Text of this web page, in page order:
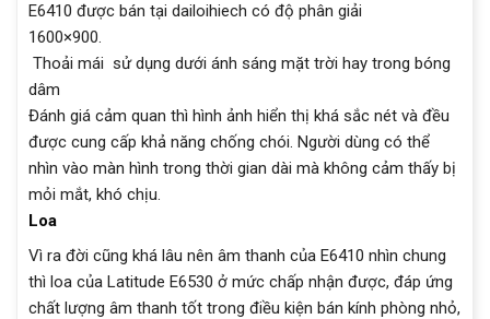
E6410 được bán tại dailoihiech có độ phân giải
1600×900.
Thoải mái sử dụng dưới ánh sáng mặt trời hay trong bóng
dâm
Đánh giá cảm quan thì hình ảnh hiển thị khá sắc nét và đều
được cung cấp khả năng chống chói. Người dùng có thể
nhìn vào màn hình trong thời gian dài mà không cảm thấy bị
mỏi mắt, khó chịu.
Loa
Vì ra đời cũng khá lâu nên âm thanh của E6410 nhìn chung
thì loa của Latitude E6530 ở mức chấp nhận được, đáp ứng
chất lượng âm thanh tốt trong điều kiện bán kính phòng nhỏ,